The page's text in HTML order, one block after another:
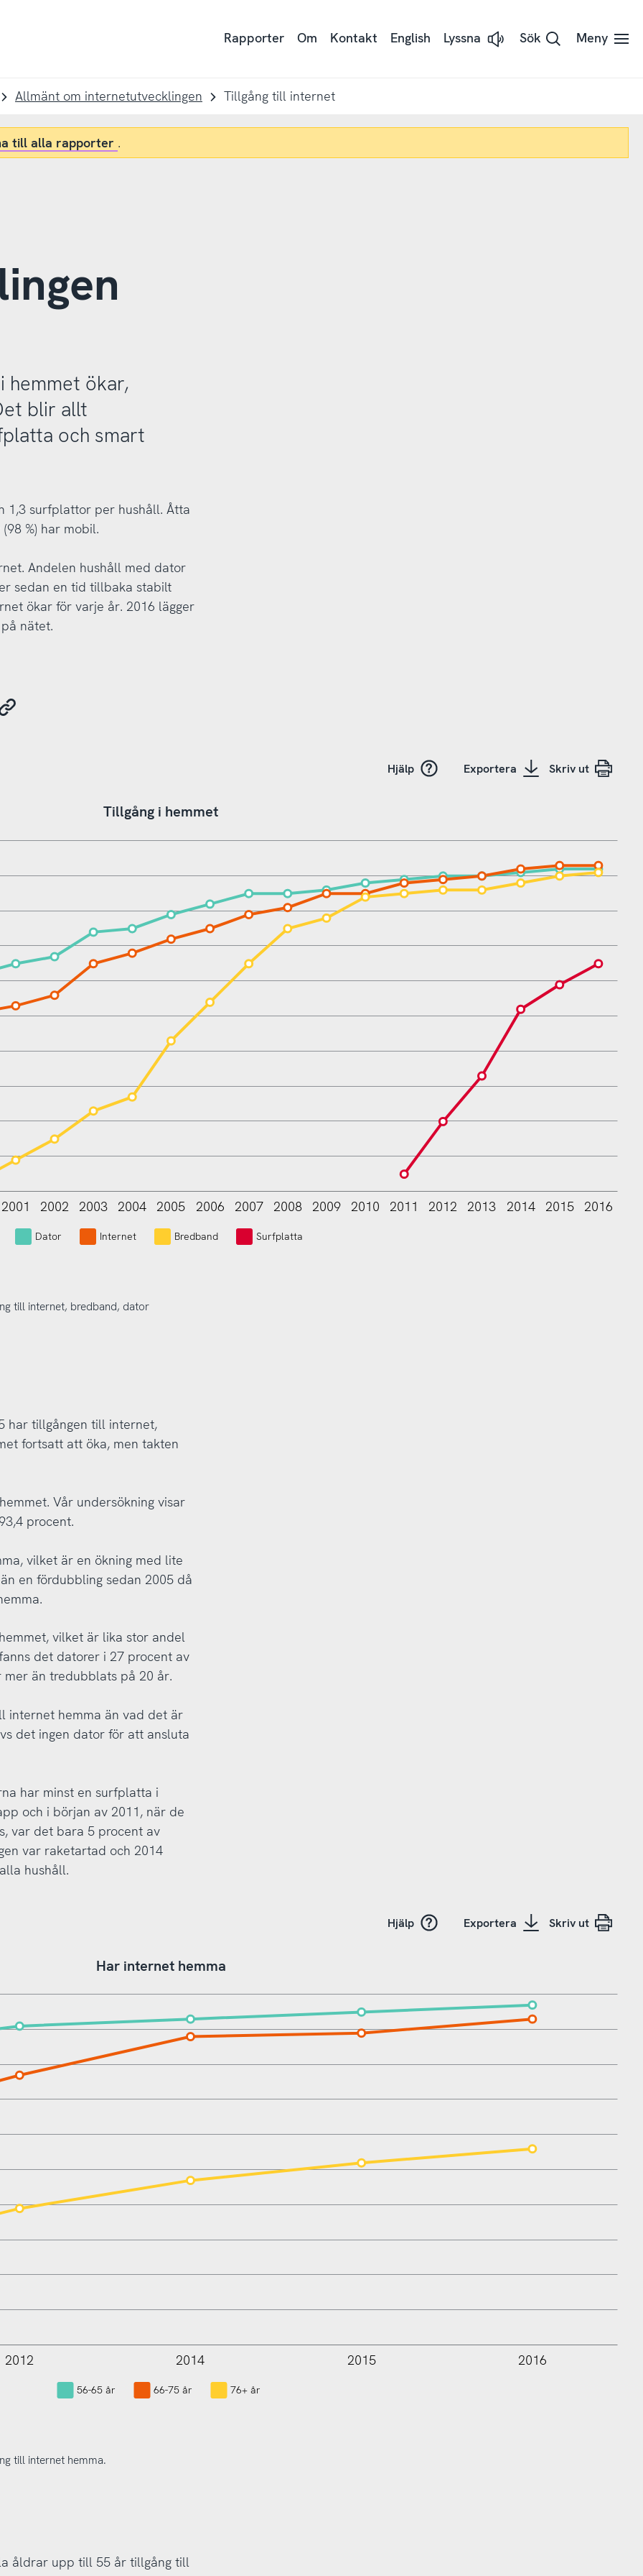
Rapporter Om Kontakt English Lyssna
Lyssna Sök Meny
Allmänt om internetutvecklingen Tillgång till internet
till alla rapporter .
hemmet ökar,
blir allt
och smart
1,3 surfplattor per hushåll. Åtta
%) har mobil.
Andelen hushåll med dator
sedan en tid tillbaka stabilt
ökar för varje år. 2016 lägger
nätet.
Hjälp Exportera Skriv ut
Tillgång i hemmet
2001 2002 2003 2004 2005 2006 2007 2008 2009 2010 2011 2012 2013 2014 2015 2016
Dator Internet Bredband Surfplatta
till internet, bredband, dator
har tillgången till internet,
fortsatt att öka, men takten
Vår undersökning visar
procent.
vilket är en ökning med lite
en fördubbling sedan 2005 då
vilket är lika stor andel
det datorer i 27 procent av
än tredubblats på 20 år.
internet hemma än vad det är
det ingen dator för att ansluta
har minst en surfplatta i
och i början av 2011, när de
var det bara 5 procent av
var raketartad och 2014
hushåll.
Hjälp Exportera Skriv ut
Har internet hemma
L
2012 2014 2015 2016
56-65 år 66-75 år 76+ år
till internet hemma.
åldrar upp till 55 år tillgång till